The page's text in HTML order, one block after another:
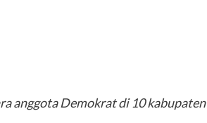
anggota Demokrat di 10 kabupaten